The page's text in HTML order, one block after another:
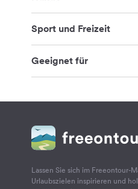
Sport und Freizeit
Geeignet für
Lassen Sie sich im Freeontour-
Urlaubszielen inspirieren und